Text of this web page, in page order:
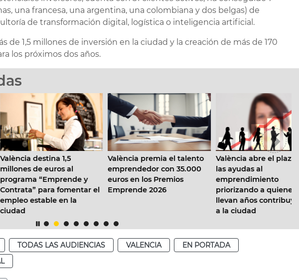
una francesa, una argentina, una colombiana y dos belgas) de
de transformación digital, logística o inteligencia artificial.
de 1,5 millones de inversión en la ciudad y la creación de más de 170
los próximos dos años.
destina 1,5
de euros al
“Emprende y
para fomentar el
estable en la
València premia el talento
emprendedor con 35.000
euros en los Premios
Emprende 2026
València abre el plazo de
las ayudas al
emprendimiento
priorizando a quienes
llevan años contribuyendo
a la ciudad
TODAS LAS AUDIENCIAS VALENCIA
EN PORTADA